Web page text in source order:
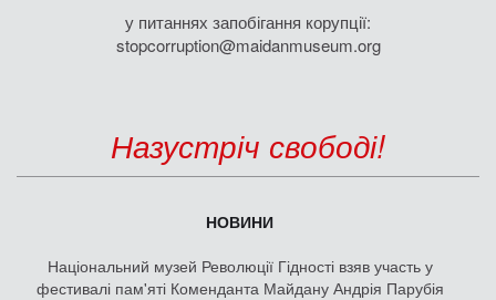
у питаннях запобігання корупції:
stopcorruption@maidanmuseum.org
Назустріч свободі!
НОВИНИ
Національний музей Революції Гідності взяв участь у
фестивалі пам'яті Коменданта Майдану Андрія Парубія